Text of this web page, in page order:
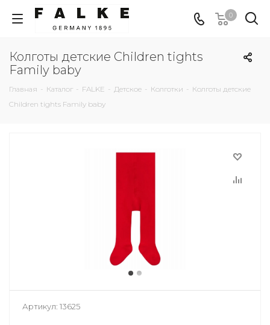
0
Колготы детские Children tights
Family baby
Главная - Каталог - FALKE - Детское - Колготки - Колготы детские
Children tights Family baby
Артикул: 13625